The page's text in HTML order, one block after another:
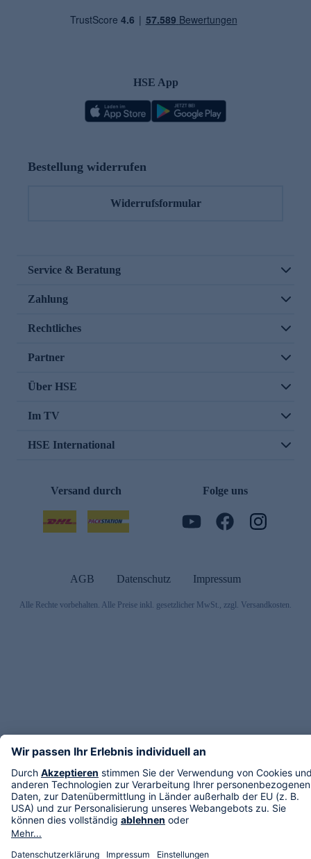
HSE App
Bestellung widerrufen
Widerrufsformular
Service & Beratung
Zahlung
Rechtliches
Partner
Über HSE
Im TV
HSE International
Versand durch Folge uns
AGB Datenschutz Impressum
Alle Rechte vorbehalten. Alle Preise inkl. gesetzlicher MwSt., zzgl. Versandkosten.